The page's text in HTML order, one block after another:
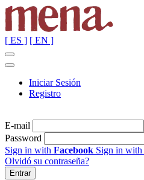
[ ES ] [ EN ]
Iniciar Sesión
Registro
E-mail
Password
Sign in with Facebook Sign in with
Olvidó su contraseña?